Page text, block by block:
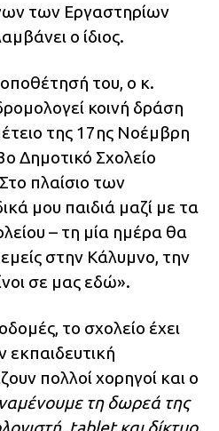
των Εργαστηρίων
ο ίδιος.
του, ο κ.
κοινή δράση
της 17ης Νοέμβρη
Δημοτικό Σχολείο
πλαίσιο των
μου παιδιά μαζί με τα
– τη μία ημέρα θα
στην Κάλυμνο, την
σε μας εδώ».
το σχολείο έχει
εκπαιδευτική
πολλοί χορηγοί και ο
τη δωρεά της
tablet και δίκτυο